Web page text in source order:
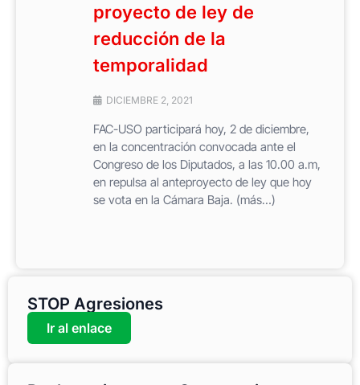
proyecto de ley de
reducción de la
temporalidad
DICIEMBRE 2, 2021
FAC-USO participará hoy, 2 de diciembre,
en la concentración convocada ante el
Congreso de los Diputados, a las 10.00 a.m,
en repulsa al anteproyecto de ley que hoy
se vota en la Cámara Baja. (más…)
STOP Agresiones
Ir al enlace